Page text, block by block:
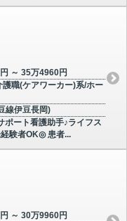
～ 35万4960円
職(ケアワーカー)系/ホー
線伊豆長岡)
ート看護助手♪ライフス
験者OK◎ 患者...
～ 30万9960円